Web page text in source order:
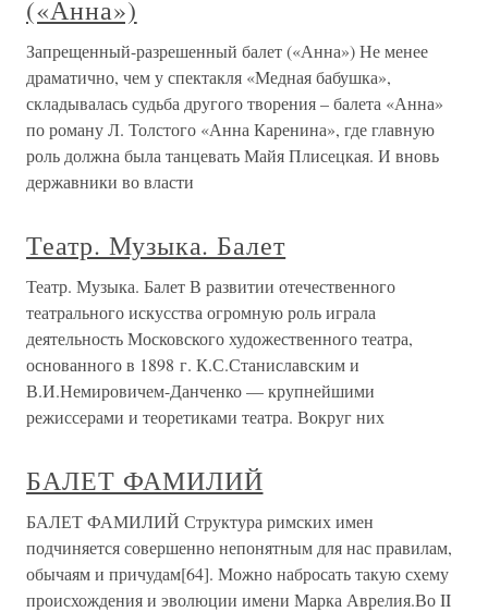
(«Анна»)
Запрещенный-разрешенный балет («Анна») Не менее
драматично, чем у спектакля «Медная бабушка»,
складывалась судьба другого творения – балета «Анна»
по роману Л. Толстого «Анна Каренина», где главную
роль должна была танцевать Майя Плисецкая. И вновь
державники во власти
Театр. Музыка. Балет
Театр. Музыка. Балет В развитии отечественного
театрального искусства огромную роль играла
деятельность Московского художественного театра,
основанного в 1898 г. К.С.Станиславским и
В.И.Немировичем-Данченко — крупнейшими
режиссерами и теоретиками театра. Вокруг них
БАЛЕТ ФАМИЛИЙ
БАЛЕТ ФАМИЛИЙ Структура римских имен
подчиняется совершенно непонятным для нас правилам,
обычаям и причудам[64]. Можно набросать такую схему
происхождения и эволюции имени Марка Аврелия.Во II